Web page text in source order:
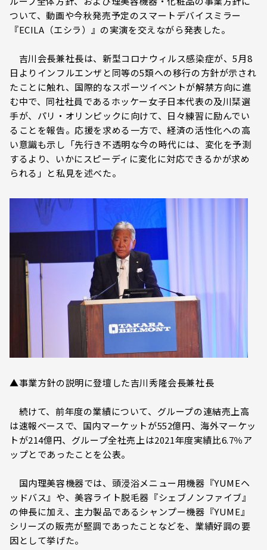
ついて、動画や今秋発売予定のスマートデバイスミラー
『ECILA（エシラ）』の実演を交えながら発表した。
吉川会長兼社長は、新型コロナウィルス感染症が、5月8
日よりインフルエンザと同等の5類への移行の方針が示され
たことに触れ、国際的なスポーツイベントが解禁方向に進
む中で、同社社員であるホッケー女子日本代表の及川栞選
手が、パリ・オリンピックに向けて、日々練習に励んでい
ることを報告。応援を求める一方で、経済の活性化への高
い意識も示し「先行き不透明な今の時代には、変化を予測
するより、いかにスピーディに変化に対応できるかが求め
られる」と私見を述べた。
▲事業方針の説明に登壇した吉川秀隆会長兼社長
続けて、前年度の業績について、グループの連結売上高
は速報ベースで、国内マーケットが552億円、海外マーケッ
トが214億円、グループ全社売上は2021年度実績比6.7％ア
ップとであったことを公表。
国内理美容機器では、頭浸浴メニュー用機器『YUMEヘ
ッドバス』や、美容ライト脱毛器『シェブノンファイブ』
の伸長に加え、主力製品であるシャンプー機器『YUME』
シリーズの販売が堅調であったことなどを、業績好調の要
因として挙げた。